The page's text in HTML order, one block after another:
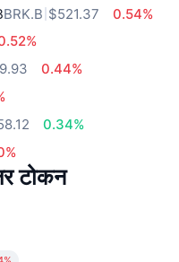
BRK.B $521.37
0.54%
0.44%
0.34%
टोकन